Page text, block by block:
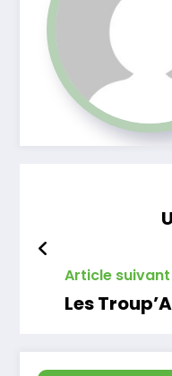
Article suivant
Les